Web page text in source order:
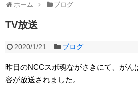
ホーム ブログ
TV放送
2020/1/21 ブログ
昨日のNCCスポ魂ながさきにて、がん
容が放送されました。
アルバム
インターハイ
クラブ紹介